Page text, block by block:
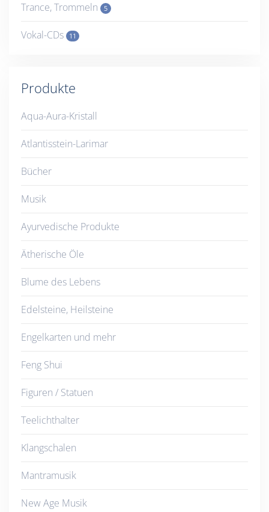
Trance, Trommeln 5
Vokal-CDs 11
Produkte
Aqua-Aura-Kristall
Atlantisstein-Larimar
Bücher
Musik
Ayurvedische Produkte
Ätherische Öle
Blume des Lebens
Edelsteine, Heilsteine
Engelkarten und mehr
Feng Shui
Figuren / Statuen
Teelichthalter
Klangschalen
Mantramusik
New Age Musik